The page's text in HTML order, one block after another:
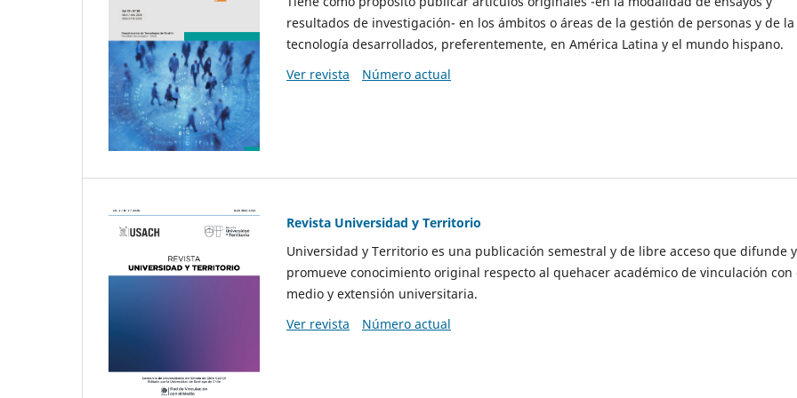
resultados de investigación- en los ámbitos o áreas de la gestión de personas y de la
tecnología desarrollados, preferentemente, en América Latina y el mundo hispano.
Ver revista
Número actual
Revista Universidad y Territorio
Universidad y Territorio es una publicación semestral y de libre acceso que difunde y
promueve conocimiento original respecto al quehacer académico de vinculación con
medio y extensión universitaria.
Ver revista
Número actual